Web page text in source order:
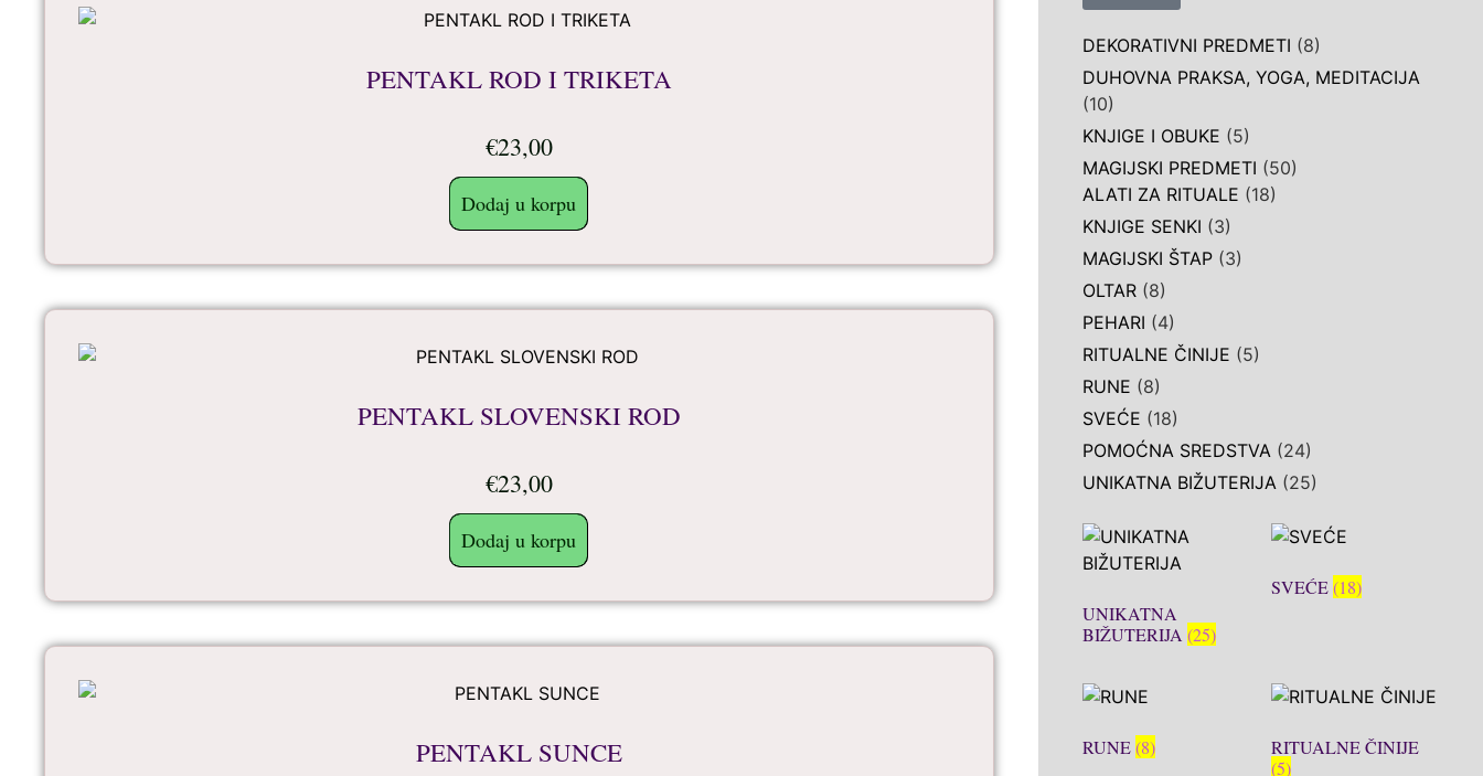
PENTAKL ROD I TRIKETA
€23,00
Dodaj u korpu
PENTAKL SLOVENSKI ROD
€23,00
Dodaj u korpu
PENTAKL SUNCE
DEKORATIVNI PREDMETI (8)
DUHOVNA PRAKSA, YOGA, MEDITACIJA
(10)
KNJIGE I OBUKE (5)
MAGIJSKI PREDMETI (50)
ALATI ZA RITUALE (18)
KNJIGE SENKI (3)
MAGIJSKI ŠTAP (3)
OLTAR (8)
PEHARI (4)
RITUALNE ČINIJE (5)
RUNE (8)
SVEĆE (18)
POMOĆNA SREDSTVA (24)
UNIKATNA BIŽUTERIJA (25)
UNIKATNA
BIŽUTERIJA (25)
SVEĆE(18)
RUNE(8)
RITUALNE ČINIJE
(5)